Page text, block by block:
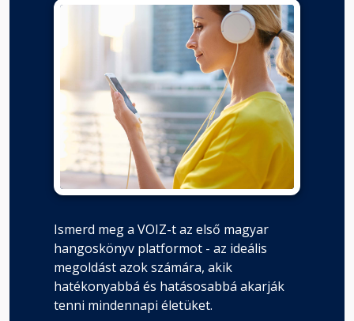
Ismerd meg a VOIZ-t az első magyar
hangoskönyv platformot - az ideális
megoldást azok számára, akik
hatékonyabbá és hatásosabbá akarják
tenni mindennapi életüket.